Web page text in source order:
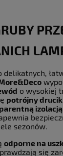
o wysokiej
potrójny drucik
sezonów.
odporne na
się